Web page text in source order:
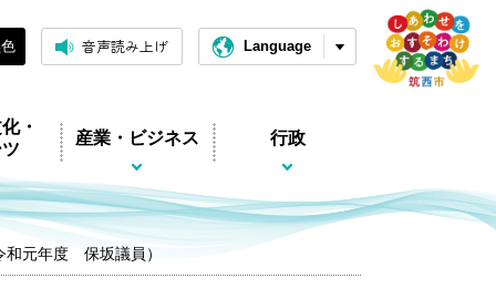
音声読み上げ Language
・
産業・ビジネス 行政
和元年度 保坂議員）